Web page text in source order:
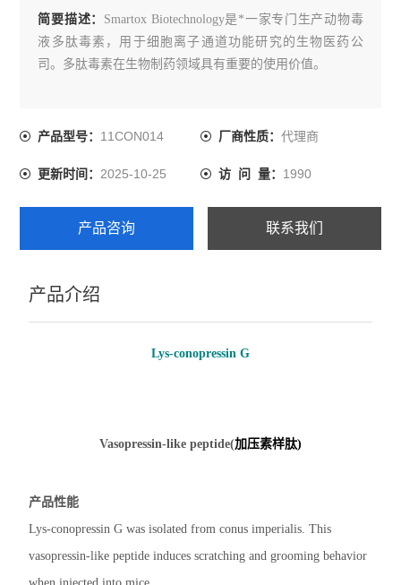
简要描述： Smartox Biotechnology是*一家专门生产动物毒
液多肽毒素，用于细胞离子通道功能研究的生物医药公
司。多肽毒素在生物制药领域具有重要的使用价值。
产品型号： 11CON014 厂商性质： 代理商
更新时间：2025-10-25 访 问 量： 1990
产品咨询 联系我们
产品介绍
Lys-conopressin G
Vasopressin-like peptide(加压素样肽)
产品性能
Lys-conopressin G was isolated from conus imperialis. This
vasopressin-like peptide induces scratching and grooming behavior